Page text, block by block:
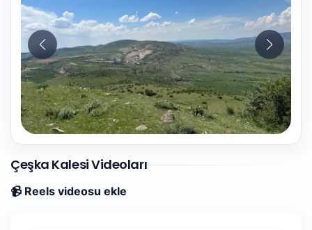
Çeşka Kalesi Videoları
📹 Reels videosu ekle